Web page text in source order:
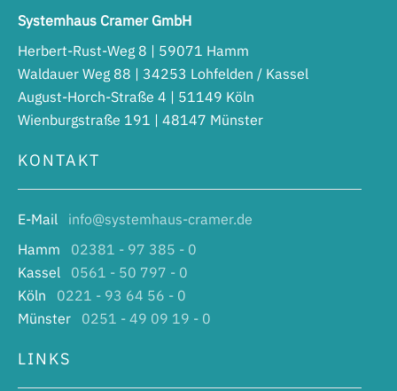
Systemhaus Cramer GmbH
Herbert-Rust-Weg 8 | 59071 Hamm
Waldauer Weg 88 | 34253 Lohfelden / Kassel
August-Horch-Straße 4 | 51149 Köln
Wienburgstraße 191 | 48147 Münster
KONTAKT
E-Mail info@systemhaus-cramer.de
Hamm 02381 - 97 385 - 0
Kassel 0561 - 50 797 - 0
Köln 0221 - 93 64 56 - 0
Münster 0251 - 49 09 19 - 0
LINKS